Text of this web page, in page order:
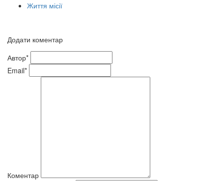
Життя місії
Додати коментар
Автор*
Email*
Коментар